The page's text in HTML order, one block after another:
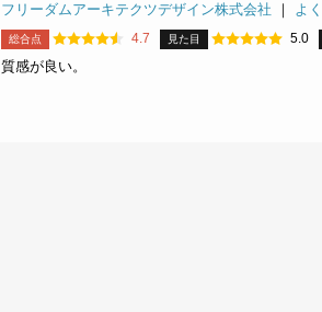
フリーダムアーキテクツデザイン株式会社 ｜ よ
総合点 4.7 見た目 5.0
質感が良い。